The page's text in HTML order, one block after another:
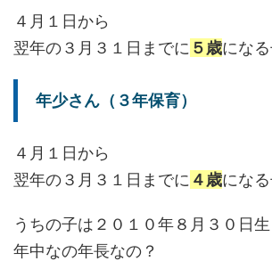
４月１日から
翌年の３月３１日までに ５歳になる
年少さん（３年保育）
４月１日から
翌年の３月３１日までに ４歳になる
うちの子は２０１０年８月３０日
年中なの年長なの？